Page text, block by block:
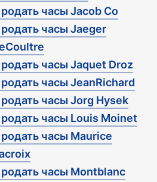
часы Jacob Co
часы Jaeger
часы Jaquet Droz
часы JeanRichard
часы Jorg Hysek
часы Louis Moinet
часы Maurice
часы Montblanc